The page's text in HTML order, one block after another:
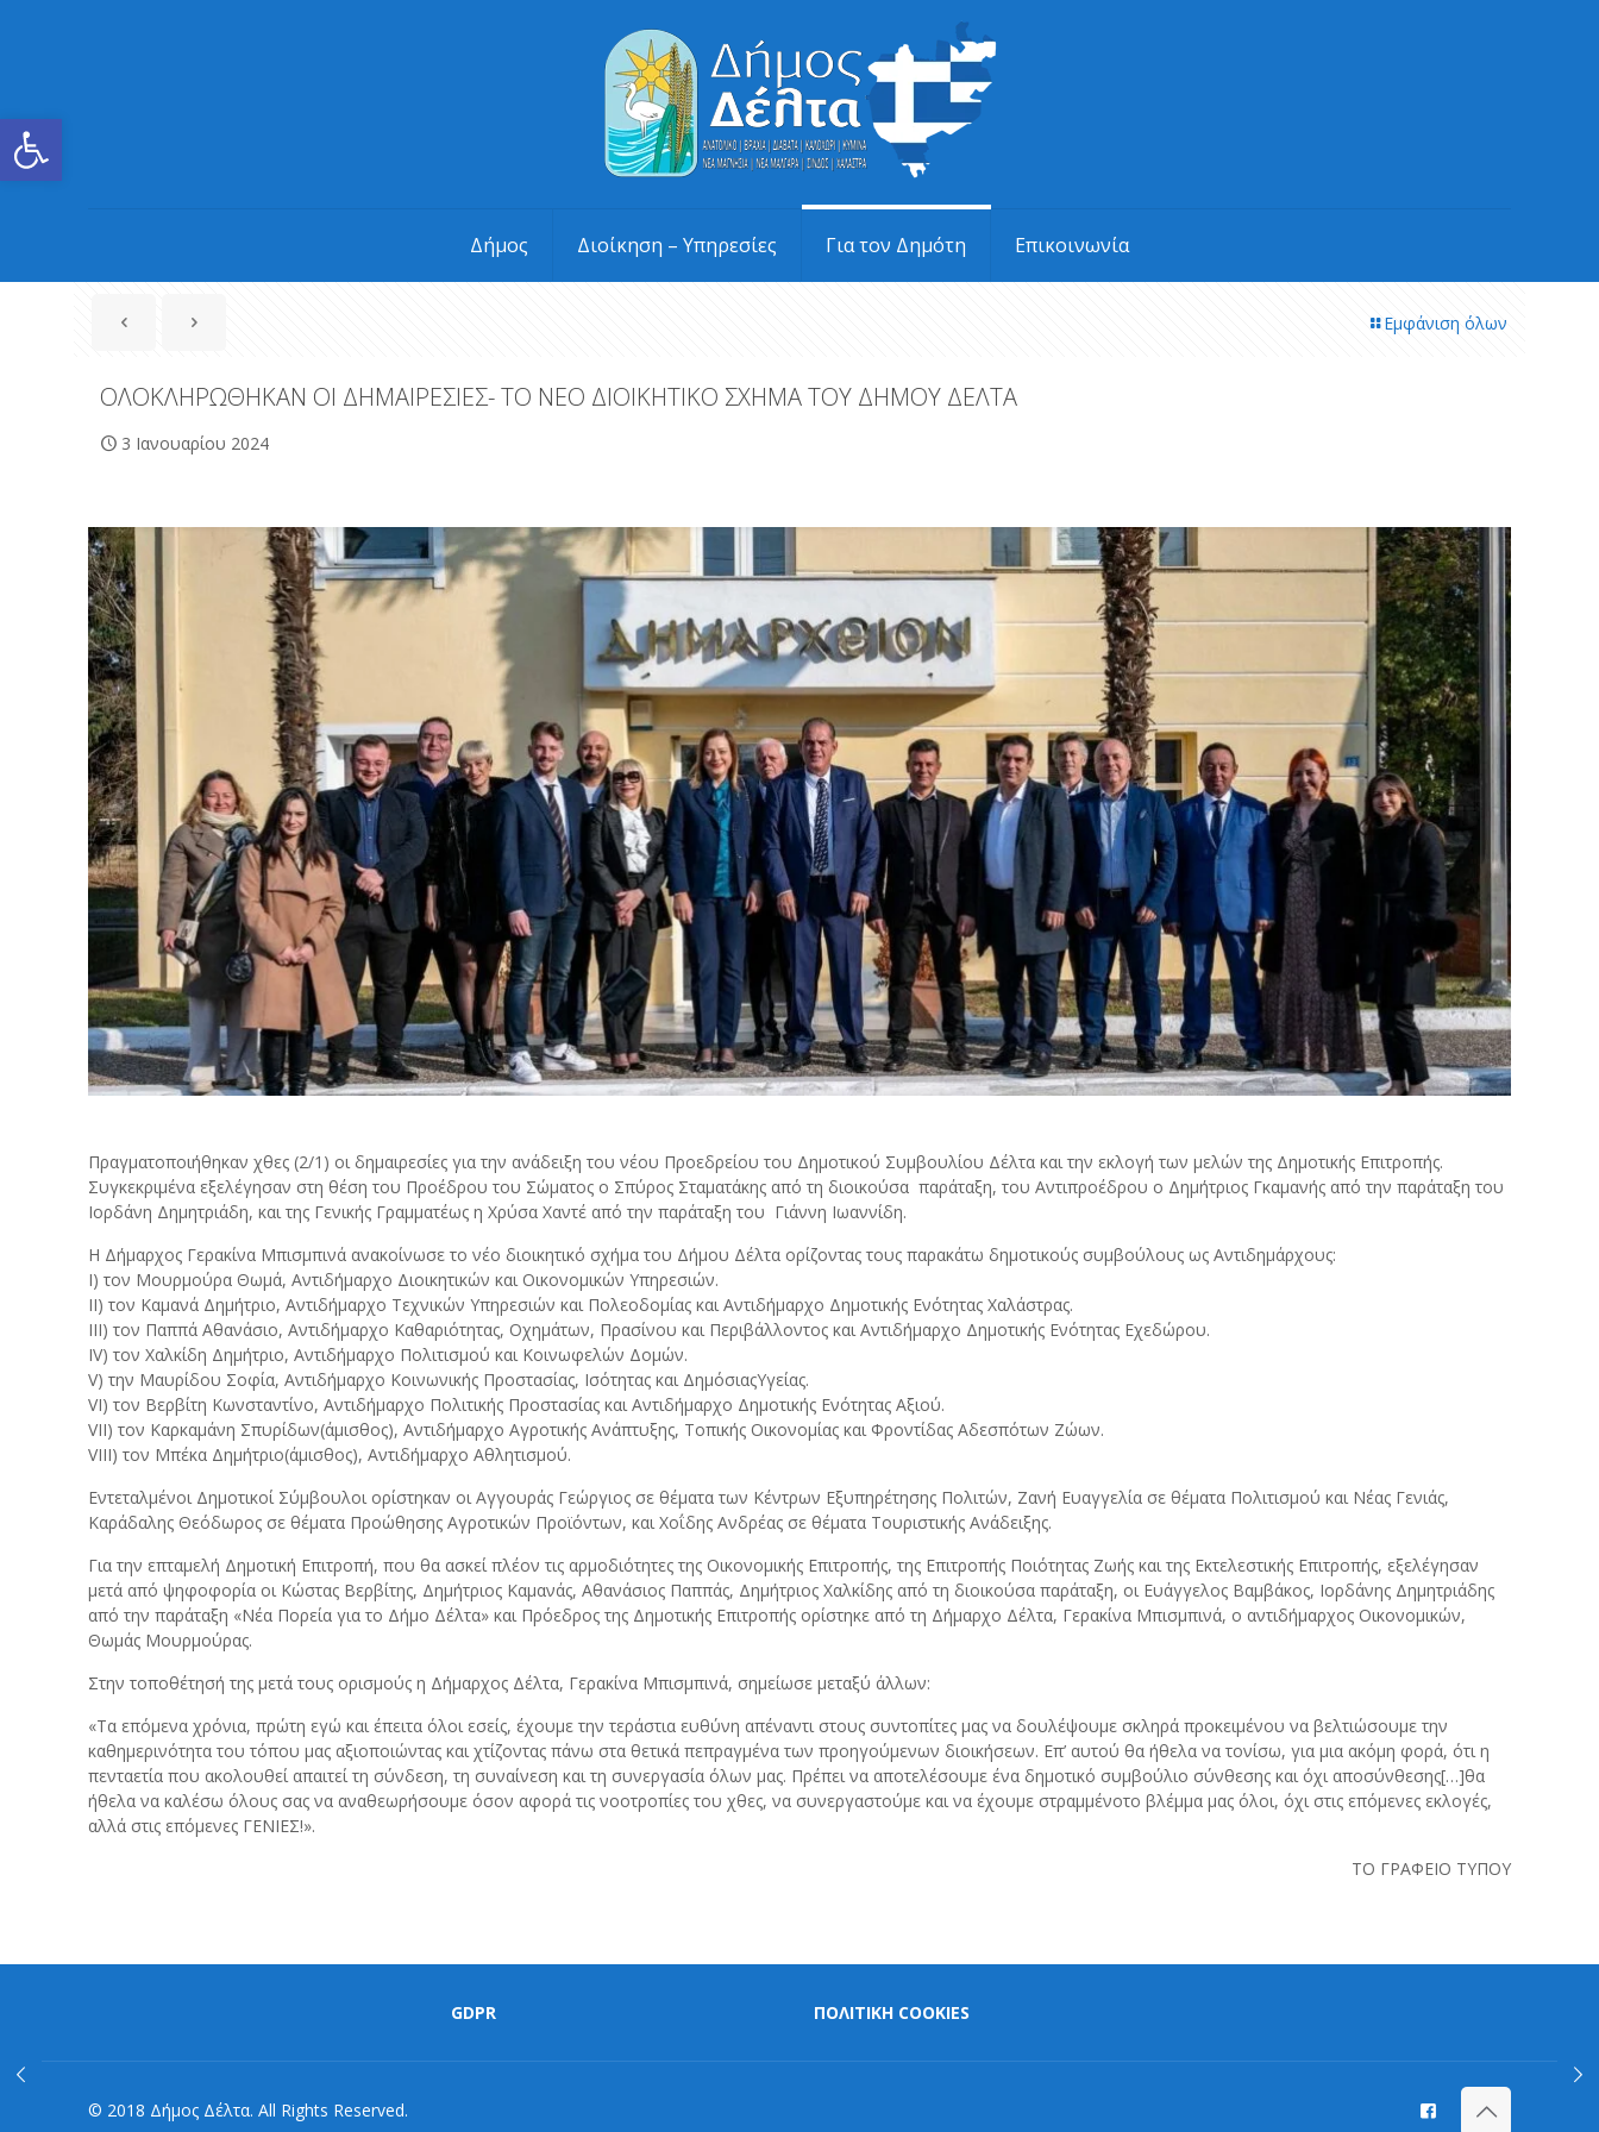
Ανοίξτε τη γραμμή εργαλείων
Δήμος Διοίκηση – Υπηρεσίες Για τον Δημότη Επικοινωνία
Εμφάνιση όλων
ΟΛΟΚΛΗΡΩΘΗΚΑΝ ΟΙ ΔΗΜΑΙΡΕΣΙΕΣ- ΤΟ ΝΕΟ ΔΙΟΙΚΗΤΙΚΟ ΣΧΗΜΑ ΤΟΥ ΔΗΜΟΥ ΔΕΛΤΑ
3 Ιανουαρίου 2024
Πραγματοποιήθηκαν χθες (2/1) οι δημαιρεσίες για την ανάδειξη του νέου Προεδρείου του Δημοτικού Συμβουλίου Δέλτα και την εκλογή των μελών της Δημοτικής Επιτροπής.
Συγκεκριμένα εξελέγησαν στη θέση του Προέδρου του Σώματος ο Σπύρος Σταματάκης από τη διοικούσα παράταξη, του Αντιπροέδρου ο Δημήτριος Γκαμανής από την παράταξη του
Ιορδάνη Δημητριάδη, και της Γενικής Γραμματέως η Χρύσα Χαντέ από την παράταξη του Γιάννη Ιωαννίδη.
Η Δήμαρχος Γερακίνα Μπισμπινά ανακοίνωσε το νέο διοικητικό σχήμα του Δήμου Δέλτα ορίζοντας τους παρακάτω δημοτικούς συμβούλους ως Αντιδημάρχους:
I) τον Μουρμούρα Θωμά, Αντιδήμαρχο Διοικητικών και Οικονομικών Υπηρεσιών.
ΙI) τον Καμανά Δημήτριο, Αντιδήμαρχο Τεχνικών Υπηρεσιών και Πολεοδομίας και Αντιδήμαρχο Δημοτικής Ενότητας Χαλάστρας.
ΙΙΙ) τον Παππά Αθανάσιο, Αντιδήμαρχο Καθαριότητας, Οχημάτων, Πρασίνου και Περιβάλλοντος και Αντιδήμαρχο Δημοτικής Ενότητας Εχεδώρου.
IV) τον Χαλκίδη Δημήτριο, Αντιδήμαρχο Πολιτισμού και Κοινωφελών Δομών.
V) την Μαυρίδου Σοφία, Αντιδήμαρχο Κοινωνικής Προστασίας, Ισότητας και ΔημόσιαςΥγείας.
VI) τον Βερβίτη Κωνσταντίνο, Αντιδήμαρχο Πολιτικής Προστασίας και Αντιδήμαρχο Δημοτικής Ενότητας Αξιού.
VII) τον Καρκαμάνη Σπυρίδων(άμισθος), Αντιδήμαρχο Αγροτικής Ανάπτυξης, Τοπικής Οικονομίας και Φροντίδας Αδεσπότων Ζώων.
VIII) τον Μπέκα Δημήτριο(άμισθος), Αντιδήμαρχο Αθλητισμού.
Εντεταλμένοι Δημοτικοί Σύμβουλοι ορίστηκαν οι Αγγουράς Γεώργιος σε θέματα των Κέντρων Εξυπηρέτησης Πολιτών, Ζανή Ευαγγελία σε θέματα Πολιτισμού και Νέας Γενιάς,
Καράδαλης Θεόδωρος σε θέματα Προώθησης Αγροτικών Προϊόντων, και Χοΐδης Ανδρέας σε θέματα Τουριστικής Ανάδειξης.
Για την επταμελή Δημοτική Επιτροπή, που θα ασκεί πλέον τις αρμοδιότητες της Οικονομικής Επιτροπής, της Επιτροπής Ποιότητας Ζωής και της Εκτελεστικής Επιτροπής, εξελέγησαν
μετά από ψηφοφορία οι Κώστας Βερβίτης, Δημήτριος Καμανάς, Αθανάσιος Παππάς, Δημήτριος Χαλκίδης από τη διοικούσα παράταξη, οι Ευάγγελος Βαμβάκος, Ιορδάνης Δημητριάδης
από την παράταξη «Νέα Πορεία για το Δήμο Δέλτα» και Πρόεδρος της Δημοτικής Επιτροπής ορίστηκε από τη Δήμαρχο Δέλτα, Γερακίνα Μπισμπινά, ο αντιδήμαρχος Οικονομικών,
Θωμάς Μουρμούρας.
Στην τοποθέτησή της μετά τους ορισμούς η Δήμαρχος Δέλτα, Γερακίνα Μπισμπινά, σημείωσε μεταξύ άλλων:
«Τα επόμενα χρόνια, πρώτη εγώ και έπειτα όλοι εσείς, έχουμε την τεράστια ευθύνη απέναντι στους συντοπίτες μας να δουλέψουμε σκληρά προκειμένου να βελτιώσουμε την
καθημερινότητα του τόπου μας αξιοποιώντας και χτίζοντας πάνω στα θετικά πεπραγμένα των προηγούμενων διοικήσεων. Επ’ αυτού θα ήθελα να τονίσω, για μια ακόμη φορά, ότι η
πενταετία που ακολουθεί απαιτεί τη σύνδεση, τη συναίνεση και τη συνεργασία όλων μας. Πρέπει να αποτελέσουμε ένα δημοτικό συμβούλιο σύνθεσης και όχι αποσύνθεσης[…]θα
ήθελα να καλέσω όλους σας να αναθεωρήσουμε όσον αφορά τις νοοτροπίες του χθες, να συνεργαστούμε και να έχουμε στραμμένοτο βλέμμα μας όλοι, όχι στις επόμενες εκλογές,
αλλά στις επόμενες ΓΕΝΙΕΣ!».
ΤΟ ΓΡΑΦΕΙΟ ΤΥΠΟΥ
GDPR ΠΟΛΙΤΙΚΗ COOKIES
© 2018 Δήμος Δέλτα. All Rights Reserved.